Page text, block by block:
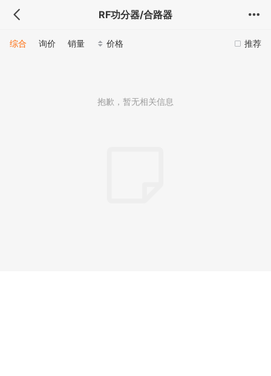
RF功分器/合路器
推荐
综合 询价 销量 价格
抱歉，暂无相关信息